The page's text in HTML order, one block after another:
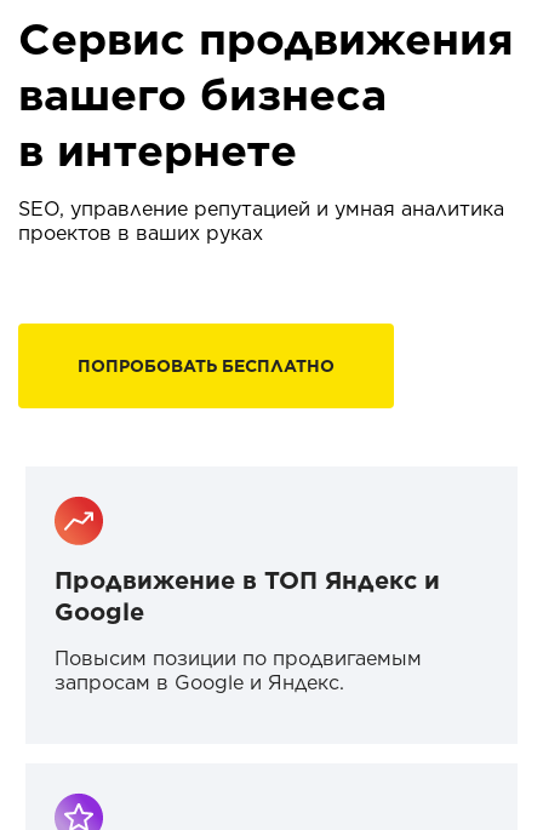
Сервис продвижения
вашего бизнеса
в интернете
SEO, управление репутацией и умная аналитика
проектов в ваших руках
ПОПРОБОВАТЬ БЕСПЛАТНО
Продвижение в ТОП Яндекс и
Google
Повысим позиции по продвигаемым
запросам в Google и Яндекс.